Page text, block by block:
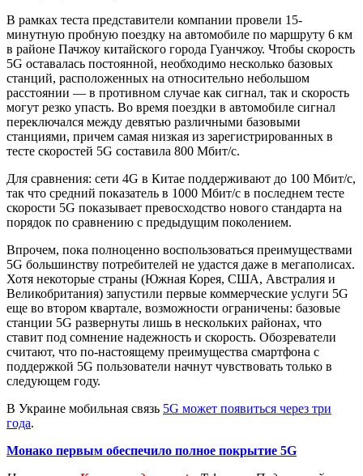
В рамках теста представители компании провели 15-
минутную пробную поездку на автомобиле по маршруту 6 км
в районе Пачжоу китайского города Гуанчжоу. Чтобы скорость
5G оставалась постоянной, необходимо несколько базовых
станций, расположенных на относительно небольшом
расстоянии — в противном случае как сигнал, так и скорость
могут резко упасть. Во время поездки в автомобиле сигнал
переключался между девятью различными базовыми
станциями, причем самая низкая из зарегистрированных в
тесте скоростей 5G составила 800 Мбит/с.
Для сравнения: сети 4G в Китае поддерживают до 100 Мбит/с,
так что средний показатель в 1000 Мбит/с в последнем тесте
скорости 5G показывает превосходство нового стандарта на
порядок по сравнению с предыдущим поколением.
Впрочем, пока полноценно воспользоваться преимуществами
5G большинству потребителей не удастся даже в мегаполисах.
Хотя некоторые страны (Южная Корея, США, Австралия и
Великобритания) запустили первые коммерческие услуги 5G
еще во втором квартале, возможности ограничены: базовые
станции 5G развернуты лишь в нескольких районах, что
ставит под сомнение надежность и скорость. Обозреватели
считают, что по-настоящему преимущества смартфона с
поддержкой 5G пользователи начнут чувствовать только в
следующем году.
В Украине мобильная связь 5G может появиться через три
года.
Монако первым обеспечило полное покрытие 5G